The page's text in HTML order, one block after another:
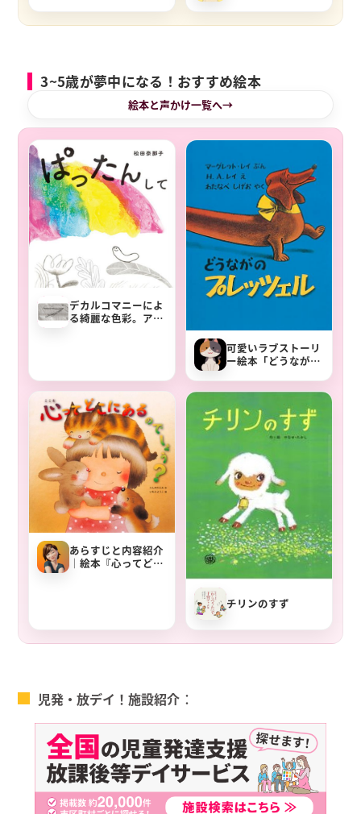
いネタで盛り上がろ
3~5歳が夢中になる！おすすめ絵本
絵本と声かけ一覧へ
デカルコマニーによ
る綺麗な色彩。アー
可愛いラブストーリ
ー絵本「どうながの
すじと声かけ
あらすじと内容紹介
｜絵本『心ってどこ
チリンのすず
児発・放デイ！施設紹介